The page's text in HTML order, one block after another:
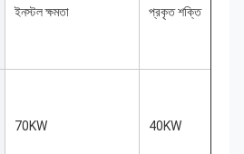
ইনস্টল ক্ষমতা প্রকৃত শক্তি
70KW 40KW